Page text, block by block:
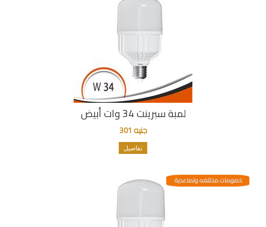
لمبة سبرينت 34 وات أبيض
جنيه 301
تفاصيل
خصومات مختلفه وتصاعدية